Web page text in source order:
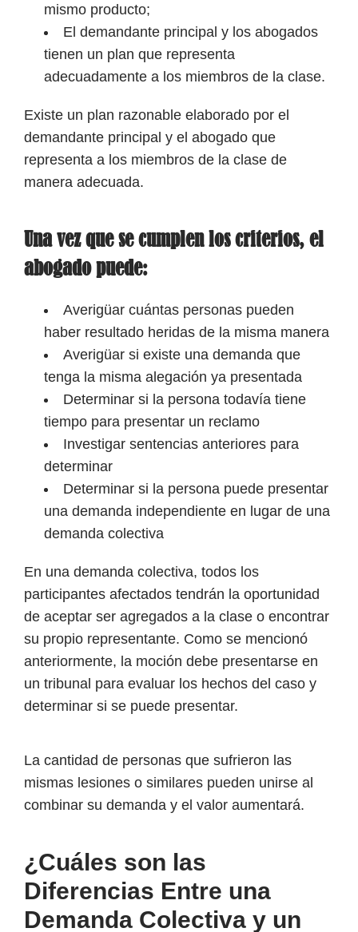
mismo producto;
El demandante principal y los abogados
tienen un plan que representa
adecuadamente a los miembros de la clase.
Existe un plan razonable elaborado por el
demandante principal y el abogado que
representa a los miembros de la clase de
manera adecuada.
Una vez que se cumplen los criterios, el
abogado puede:
Averigüar cuántas personas pueden
haber resultado heridas de la misma manera
Averigüar si existe una demanda que
tenga la misma alegación ya presentada
Determinar si la persona todavía tiene
tiempo para presentar un reclamo
Investigar sentencias anteriores para
determinar
Determinar si la persona puede presentar
una demanda independiente en lugar de una
demanda colectiva
En una demanda colectiva, todos los
participantes afectados tendrán la oportunidad
de aceptar ser agregados a la clase o encontrar
su propio representante. Como se mencionó
anteriormente, la moción debe presentarse en
un tribunal para evaluar los hechos del caso y
determinar si se puede presentar.
La cantidad de personas que sufrieron las
mismas lesiones o similares pueden unirse al
combinar su demanda y el valor aumentará.
¿Cuáles son las
Diferencias Entre una
Demanda Colectiva y un